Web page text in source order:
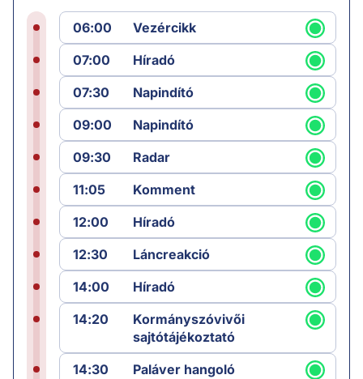
06:00
Vezércikk
07:00
Híradó
07:30
Napindító
09:00
Napindító
09:30
Radar
11:05
Komment
12:00
Híradó
12:30
Láncreakció
14:00
Híradó
14:20
Kormányszóvivői
sajtótájékoztató
14:30
Paláver hangoló